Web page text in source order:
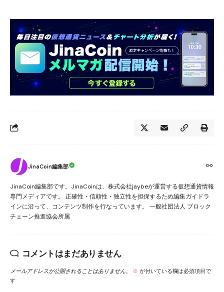
JinaCoin編集部
JinaCoin編集部です。JinaCoinは、株式会社jaybeが運営する仮想通貨情報
専門メディアです。 正確性・信頼性・独立性を担保するため編集ガイドラ
インに沿って、コンテンツ制作を行なっています。 一般社団法人 ブロック
チェーン推進協会所属
コメントはまだありません
メールアドレスが公開されることはありません。 ※ が付いている欄は必須項目で
す